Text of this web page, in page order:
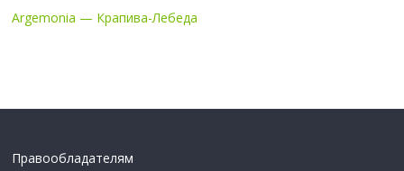
Argemonia — Крапива-Лебеда
Правообладателям